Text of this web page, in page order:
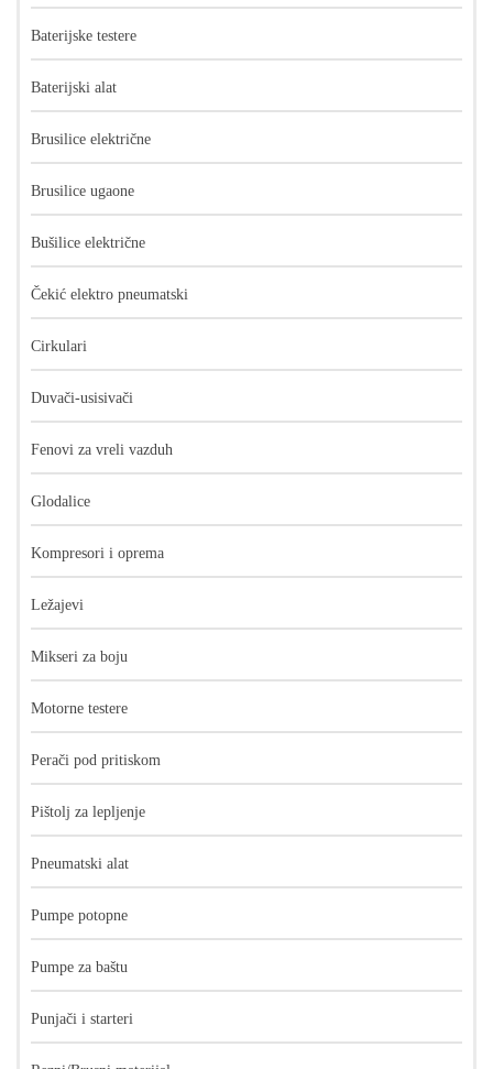
Baterijske testere
Baterijski alat
Brusilice električne
Brusilice ugaone
Bušilice električne
Čekić elektro pneumatski
Cirkulari
Duvači-usisivači
Fenovi za vreli vazduh
Glodalice
Kompresori i oprema
Ležajevi
Mikseri za boju
Motorne testere
Perači pod pritiskom
Pištolj za lepljenje
Pneumatski alat
Pumpe potopne
Pumpe za baštu
Punjači i starteri